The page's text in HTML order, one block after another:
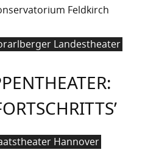
Feldkirch
Landestheater
Hannover